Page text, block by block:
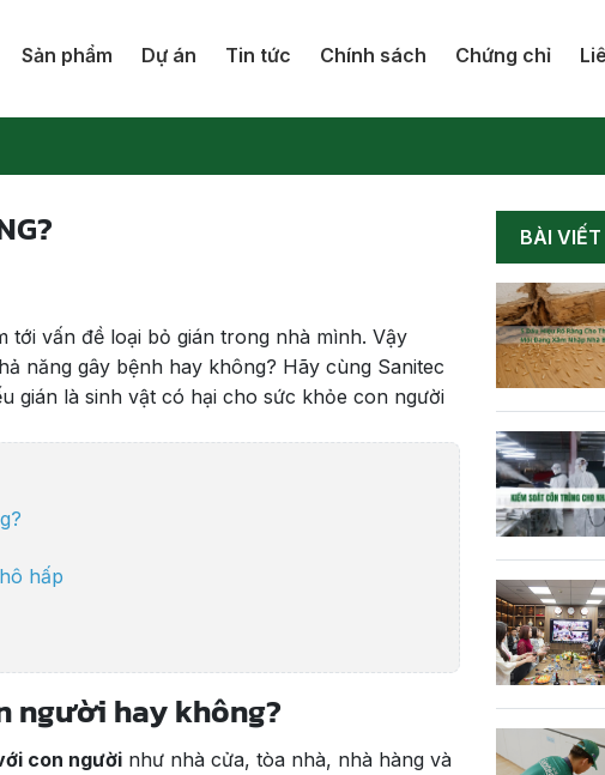
Sản phẩm Dự án Tin tức Chính sách Chứng chỉ
tới vấn đề loại bỏ gián trong nhà mình. Vậy
năng gây bệnh hay không? Hãy cùng Sanitec
gián là sinh vật có hại cho sức khỏe con người
hấp
người hay không?
con người như nhà cửa, tòa nhà, nhà hàng và
BÀI